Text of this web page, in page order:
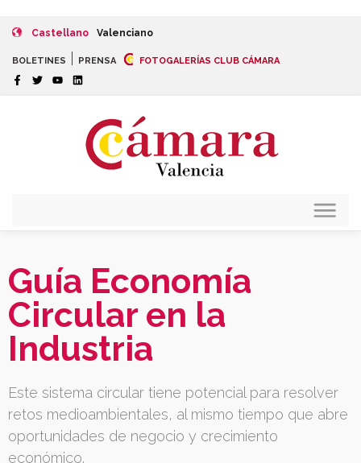
Castellano Valenciano
BOLETINES PRENSA FOTOGALERÍAS CLUB CÁMARA
Guía Economía
Circular en la
Industria
Este sistema circular tiene potencial para resolver
retos medioambientales, al mismo tiempo que abre
oportunidades de negocio y crecimiento
económico.